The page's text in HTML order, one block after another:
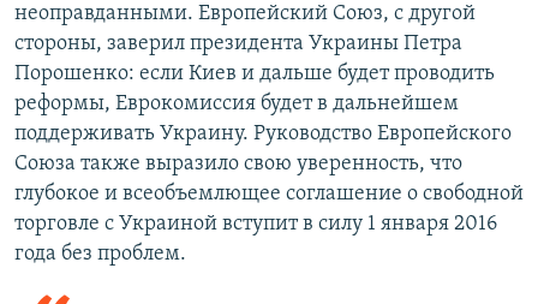
неоправданными. Европейский Союз, с другой
стороны, заверил президента Украины Петра
Порошенко: если Киев и дальше будет проводить
реформы, Еврокомиссия будет в дальнейшем
поддерживать Украину. Руководство Европейского
Союза также выразило свою уверенность, что
глубокое и всеобъемлющее соглашение о свободной
торговле с Украиной вступит в силу 1 января 2016
года без проблем.